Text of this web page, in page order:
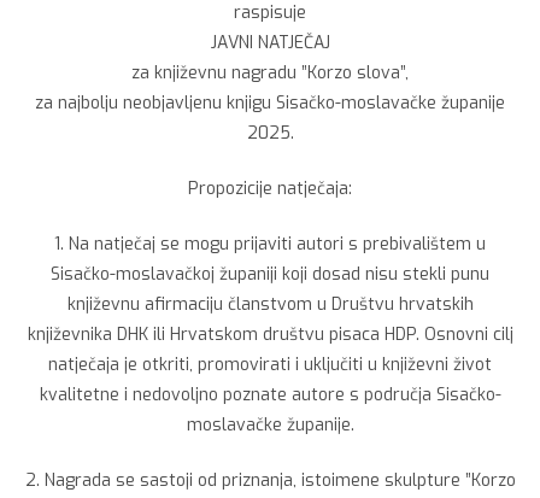
raspisuje
JAVNI NATJEČAJ
za književnu nagradu ”Korzo slova”,
za najbolju neobjavljenu knjigu Sisačko-moslavačke županije
2025.
Propozicije natječaja:
1. Na natječaj se mogu prijaviti autori s prebivalištem u
Sisačko-moslavačkoj županiji koji dosad nisu stekli punu
književnu afirmaciju članstvom u Društvu hrvatskih
književnika DHK ili Hrvatskom društvu pisaca HDP. Osnovni cilj
natječaja je otkriti, promovirati i uključiti u književni život
kvalitetne i nedovoljno poznate autore s područja Sisačko-
moslavačke županije.
2. Nagrada se sastoji od priznanja, istoimene skulpture ”Korzo